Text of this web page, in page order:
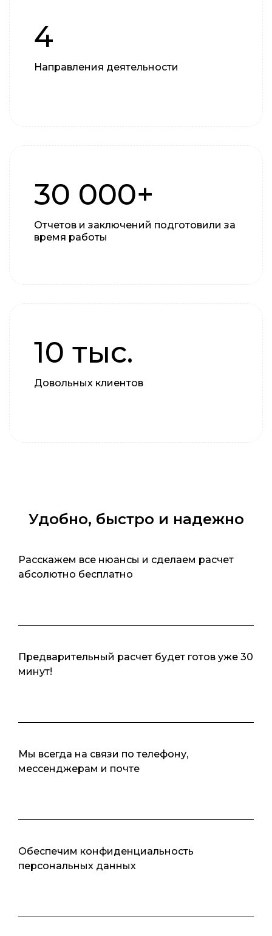
4
Направления деятельности
30 000+
Отчетов и заключений подготовили за
время работы
10 тыс.
Довольных клиентов
Удобно, быстро и надежно
Расскажем все нюансы и сделаем расчет
абсолютно бесплатно
Предварительный расчет будет готов уже 30
минут!
Мы всегда на связи по телефону,
мессенджерам и почте
Обеспечим конфиденциальность
персональных данных